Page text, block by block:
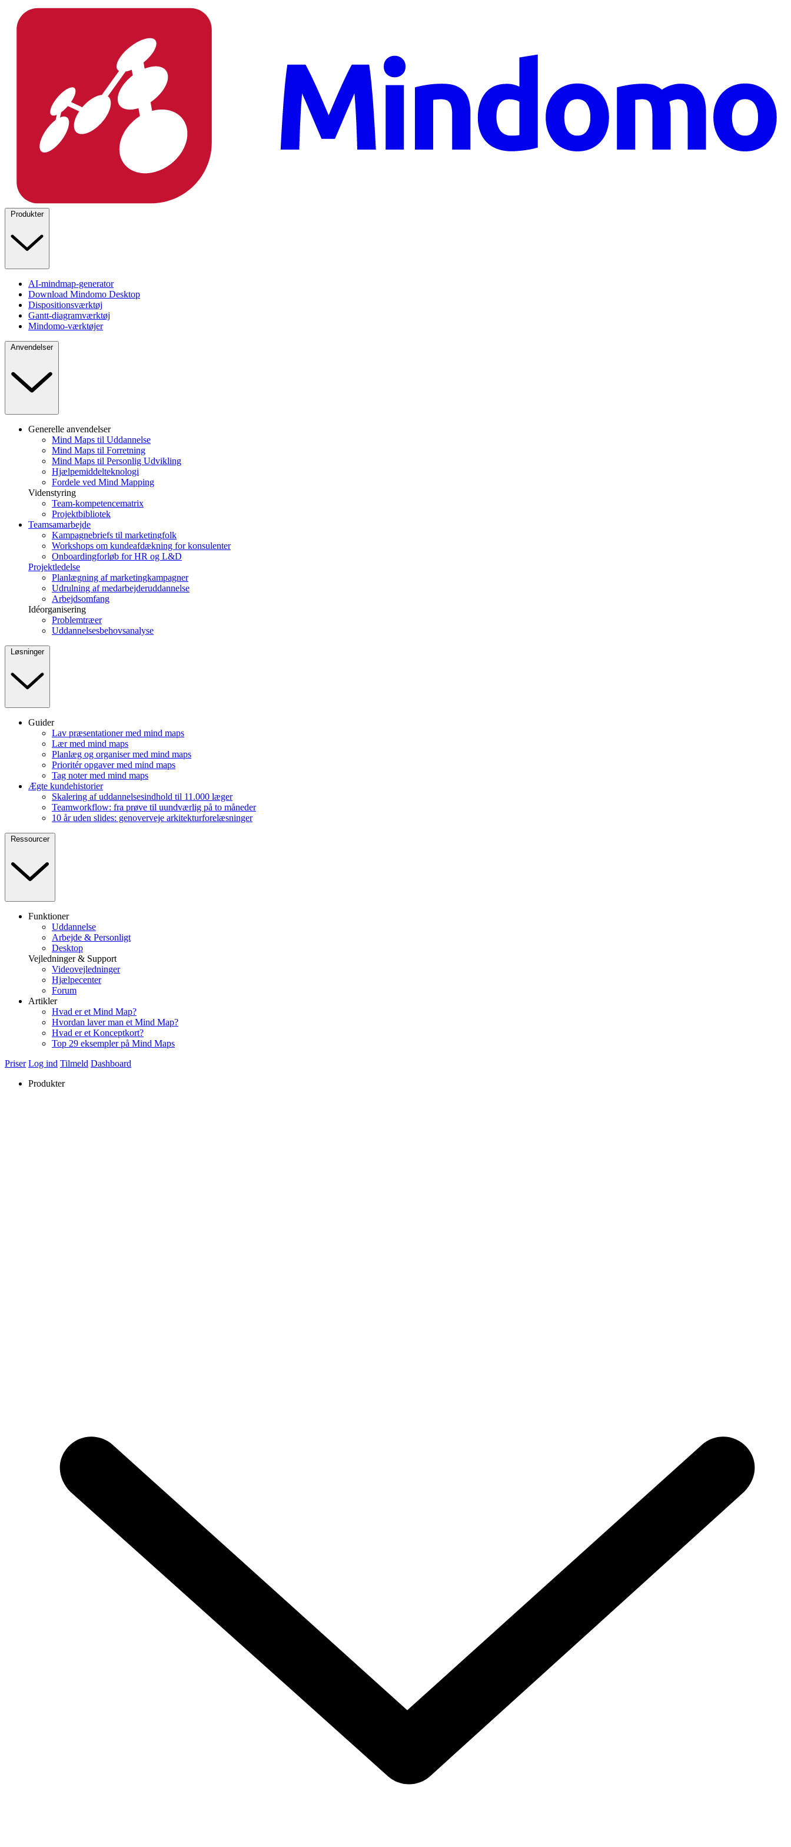
Produkter
AI-mindmap-generator
Download Mindomo Desktop
Dispositionsværktøj
Gantt-diagramværktøj
Mindomo-værktøjer
Anvendelser
Generelle anvendelser
Mind Maps til Uddannelse
Mind Maps til Forretning
Mind Maps til Personlig Udvikling
Hjælpemiddelteknologi
Fordele ved Mind Mapping
Videnstyring
Team-kompetencematrix
Projektbibliotek
Teamsamarbejde
Kampagnebriefs til marketingfolk
Workshops om kundeafdækning for konsulenter
Onboardingforløb for HR og L&D
Projektledelse
Planlægning af marketingkampagner
Udrulning af medarbejderuddannelse
Arbejdsomfang
Idéorganisering
Problemtræer
Uddannelsesbehovsanalyse
Løsninger
Guider
Lav præsentationer med mind maps
Lær med mind maps
Planlæg og organiser med mind maps
Prioritér opgaver med mind maps
Tag noter med mind maps
Ægte kundehistorier
Skalering af uddannelsesindhold til 11.000 læger
Teamworkflow: fra prøve til uundværlig på to måneder
10 år uden slides: genoverveje arkitekturforelæsninger
Ressourcer
Funktioner
Uddannelse
Arbejde & Personligt
Desktop
Vejledninger & Support
Videovejledninger
Hjælpecenter
Forum
Artikler
Hvad er et Mind Map?
Hvordan laver man et Mind Map?
Hvad er et Konceptkort?
Top 29 eksempler på Mind Maps
Priser Log ind Tilmeld Dashboard
Produkter